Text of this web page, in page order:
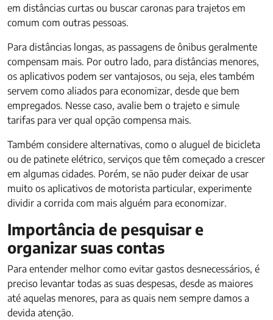
em distâncias curtas ou buscar caronas para trajetos em
comum com outras pessoas.
Para distâncias longas, as passagens de ônibus geralmente
compensam mais. Por outro lado, para distâncias menores,
os aplicativos podem ser vantajosos, ou seja, eles também
servem como aliados para economizar, desde que bem
empregados. Nesse caso, avalie bem o trajeto e simule
tarifas para ver qual opção compensa mais.
Também considere alternativas, como o aluguel de bicicleta
ou de patinete elétrico, serviços que têm começado a crescer
em algumas cidades. Porém, se não puder deixar de usar
muito os aplicativos de motorista particular, experimente
dividir a corrida com mais alguém para economizar.
Importância de pesquisar e
organizar suas contas
Para entender melhor como evitar gastos desnecessários, é
preciso levantar todas as suas despesas, desde as maiores
até aquelas menores, para as quais nem sempre damos a
devida atenção.